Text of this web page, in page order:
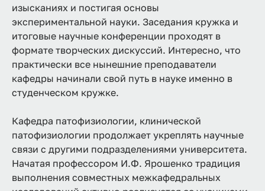
изысканиях и постигая основы
экспериментальной науки. Заседания кружка и
итоговые научные конференции проходят в
формате творческих дискуссий. Интересно, что
практически все нынешние преподаватели
кафедры начинали свой путь в науке именно в
студенческом кружке.
Кафедра патофизиологии, клинической
патофизиологии продолжает укреплять научные
связи с другими подразделениями университета.
Начатая профессором И.Ф. Ярошенко традиция
выполнения совместных межкафедральных